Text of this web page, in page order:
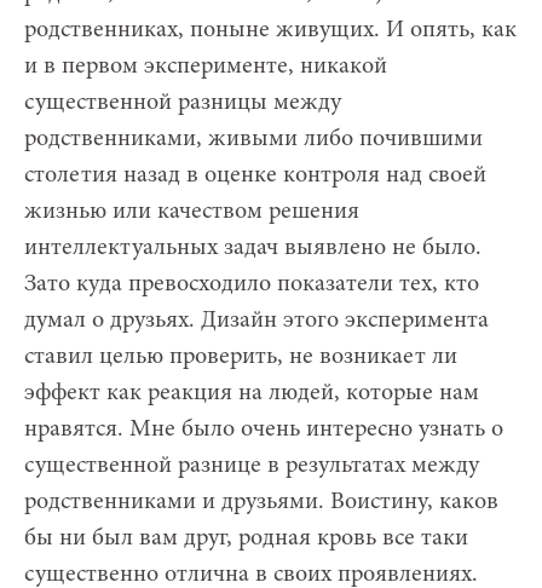
родственниках, поныне живущих. И опять, как
и в первом эксперименте, никакой
существенной разницы между
родственниками, живыми либо почившими
столетия назад в оценке контроля над своей
жизнью или качеством решения
интеллектуальных задач выявлено не было.
Зато куда превосходило показатели тех, кто
думал о друзьях. Дизайн этого эксперимента
ставил целью проверить, не возникает ли
эффект как реакция на людей, которые нам
нравятся. Мне было очень интересно узнать о
существенной разнице в результатах между
родственниками и друзьями. Воистину, каков
бы ни был вам друг, родная кровь все таки
существенно отлична в своих проявлениях.